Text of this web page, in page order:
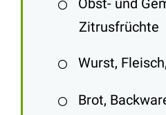
Obst- und
Zitrusfrüchte
Wurst,
Brot,